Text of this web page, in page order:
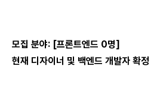
모집 분야: [프론트엔드 0명]
현재 디자이너 및 백엔드 개발자 확정